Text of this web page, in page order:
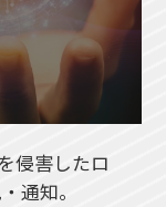
侵害したロ
通知。